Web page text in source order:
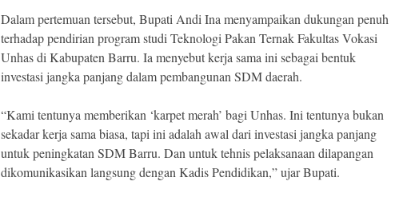
Dalam pertemuan tersebut, Bupati Andi Ina menyampaikan dukungan penuh
terhadap pendirian program studi Teknologi Pakan Ternak Fakultas Vokasi
Unhas di Kabupaten Barru. Ia menyebut kerja sama ini sebagai bentuk
investasi jangka panjang dalam pembangunan SDM daerah.
“Kami tentunya memberikan ‘karpet merah’ bagi Unhas. Ini tentunya bukan
sekadar kerja sama biasa, tapi ini adalah awal dari investasi jangka panjang
untuk peningkatan SDM Barru. Dan untuk tehnis pelaksanaan dilapangan
dikomunikasikan langsung dengan Kadis Pendidikan,” ujar Bupati.